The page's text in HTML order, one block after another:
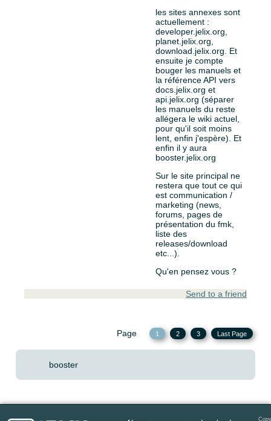
les sites annexes sont
actuellement :
developer.jelix.org,
planet.jelix.org,
download.jelix.org. Et
ensuite je compte
bouger les manuels et
la référence API vers
docs.jelix.org et
api.jelix.org (séparer
les manuels du reste
allégera le wiki actuel,
pour qu'il soit moins
lent, enfin j'espère). Et
enfin il y aura
booster.jelix.org
Sur le site principal ne
restera que tout ce qui
est communication /
marketing (news,
forums, pages de
présentation du fmk,
liste des
releases/download
etc...).
Qu'en pensez vous ?
Send to a friend
Page 1 2 3 Last Page
booster